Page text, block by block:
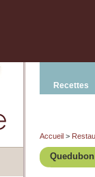
Recettes
Accueil >
Quedubon